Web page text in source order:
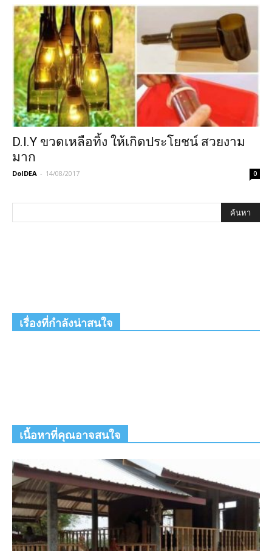
D.I.Y ขวดเหลือทิ้ง ให้เกิดประโยชน์ สวยงาม
มาก
DoIDEA - 14/08/2017 0
เรื่องที่กำลังน่าสนใจ
เนื้อหาที่คุณอาจสนใจ